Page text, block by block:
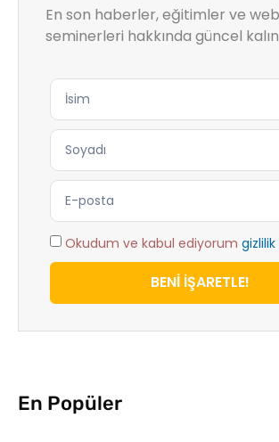
En son haberler, eğitimler ve web
seminerleri hakkında güncel kalın
Okudum ve kabul ediyorum gizlilik
BENİ İŞARETLE!
En Popüler